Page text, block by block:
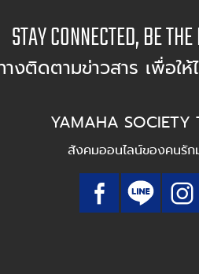
STAY CONNECTED, BE
งติดตามข่าวสาร เพื่อให้
YAMAHA SOCIETY
สังคมออนไลน์ของคนรัก